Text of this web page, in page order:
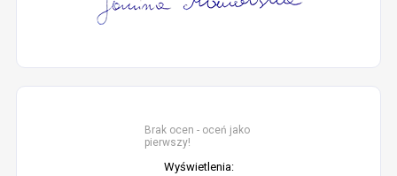
Brak ocen - oceń jako
pierwszy!
Wyświetlenia: